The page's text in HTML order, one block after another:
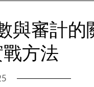
與審計的
方法